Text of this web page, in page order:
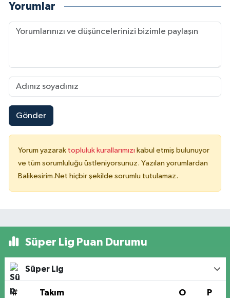
Yorumlar
Gönder
Yorum yazarak topluluk kurallarımızı kabul etmiş bulunuyor
ve tüm sorumluluğu üstleniyorsunuz. Yazılan yorumlardan
Balikesirim.Net hiçbir şekilde sorumlu tutulamaz.
Süper Lig Puan Durumu
Süper Lig
# Takım O P